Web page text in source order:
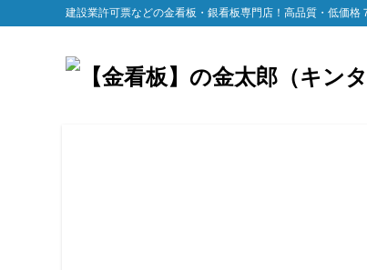
建設業許可票などの金看板・銀看板専門店！高品質・低価